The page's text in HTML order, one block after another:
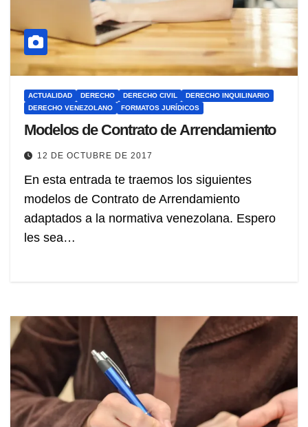
ACTUALIDAD DERECHO DERECHO CIVIL
DERECHO INQUILINARIO
DERECHO VENEZOLANO
FORMATOS JURÍDICOS
Modelos de Contrato de Arrendamiento
12 DE OCTUBRE DE 2017
En esta entrada te traemos los siguientes
modelos de Contrato de Arrendamiento
adaptados a la normativa venezolana. Espero
les sea…